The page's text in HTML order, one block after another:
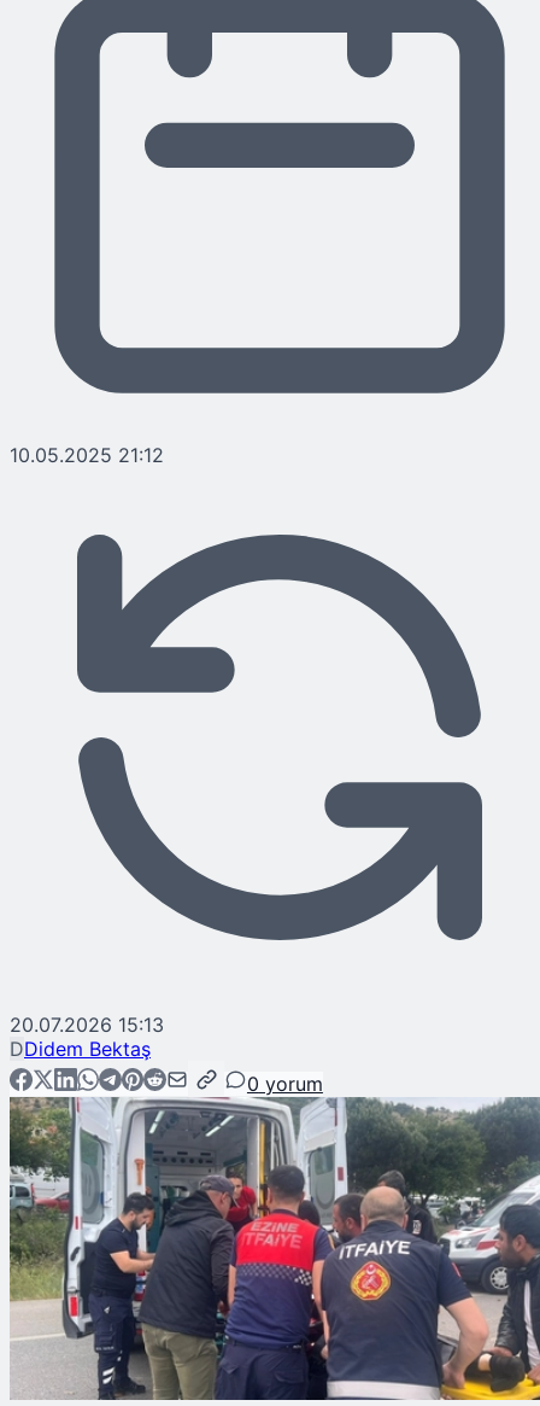
10.05.2025 21:12
20.07.2026 15:13
DDidem Bektaş
0 yorum